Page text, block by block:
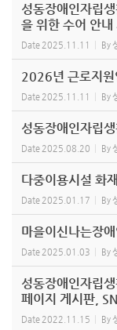
성동장애인자립
을 위한 수어 안내
Date 2025.11.11 By
2026년 근로지원
Date 2025.11.11 By
성동장애인자립
Date 2025.08.20 By
다중이용시설 화
Date 2025.01.17 By
마을이신나는장
Date 2025.01.03 By
성동장애인자립
페이지 게시판,
Date 2022.11.15 By